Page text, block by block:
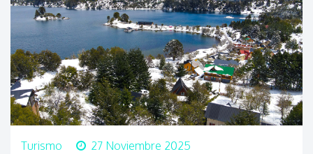
Turismo 27 Noviembre 2025